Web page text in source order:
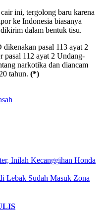
ini, tergolong baru karena
ke Indonesia biasanya
dalam bentuk tisu.
pasal 113 ayat 2
pasal 112 ayat 2 Undang-
narkotika dan diancam
tahun. (*)
Inilah Kecanggihan Honda
Lebak Sudah Masuk Zona